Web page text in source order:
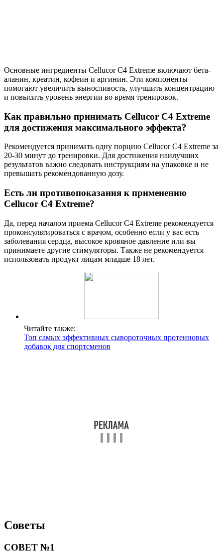
Основные ингредиенты Cellucor C4 Extreme включают бета-
аланин, креатин, кофеин и аргинин. Эти компоненты
помогают увеличить выносливость, улучшить концентрацию
и повысить уровень энергии во время тренировок.
Как правильно принимать Cellucor C4 Extreme
для достижения максимального эффекта?
Рекомендуется принимать одну порцию Cellucor C4 Extreme за
20-30 минут до тренировки. Для достижения наилучших
результатов важно следовать инструкциям на упаковке и не
превышать рекомендованную дозу.
Есть ли противопоказания к применению
Cellucor C4 Extreme?
Да, перед началом приема Cellucor C4 Extreme рекомендуется
проконсультироваться с врачом, особенно если у вас есть
заболевания сердца, высокое кровяное давление или вы
принимаете другие стимуляторы. Также не рекомендуется
использовать продукт лицам младше 18 лет.
Читайте также:
Топ самых эффективных сывороточных протеиновых
добавок для спортсменов
Советы
СОВЕТ №1